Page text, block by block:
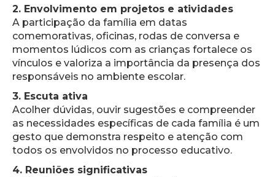
2. Envolvimento em projetos e atividades
A participação da família em datas
comemorativas, oficinas, rodas de conversa e
momentos lúdicos com as crianças fortalece os
vínculos e valoriza a importância da presença dos
responsáveis no ambiente escolar.
3. Escuta ativa
Acolher dúvidas, ouvir sugestões e compreender
as necessidades específicas de cada família é um
gesto que demonstra respeito e atenção com
todos os envolvidos no processo educativo.
4. Reuniões significativas